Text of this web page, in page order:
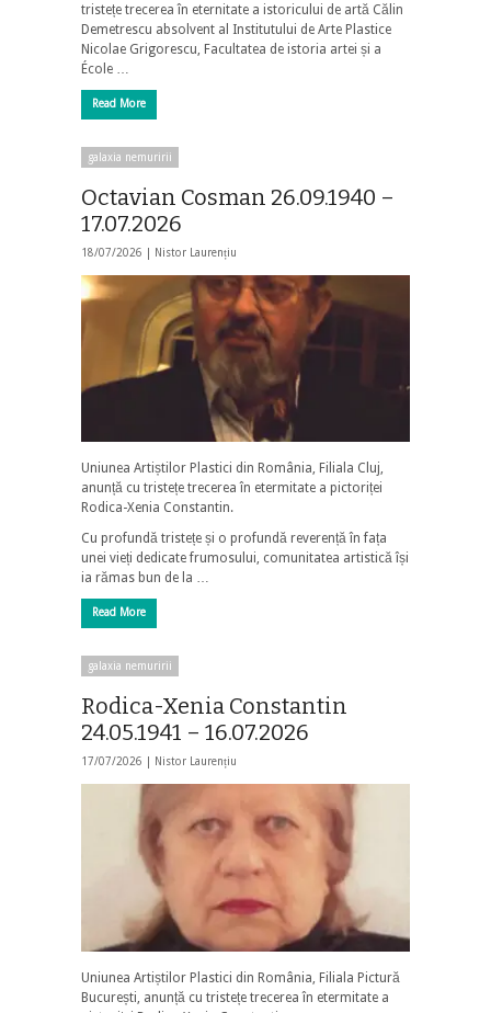
tristețe trecerea în eternitate a istoricului de artă Călin
Demetrescu absolvent al Institutului de Arte Plastice
Nicolae Grigorescu, Facultatea de istoria artei și a
École …
Read More
galaxia nemuririi
Octavian Cosman 26.09.1940 –
17.07.2026
18/07/2026 | Nistor Laurențiu
Uniunea Artiștilor Plastici din România, Filiala Cluj,
anunță cu tristețe trecerea în etermitate a pictoriței
Rodica-Xenia Constantin.
Cu profundă tristețe și o profundă reverență în fața
unei vieți dedicate frumosului, comunitatea artistică își
ia rămas bun de la …
Read More
galaxia nemuririi
Rodica-Xenia Constantin
24.05.1941 – 16.07.2026
17/07/2026 | Nistor Laurențiu
Uniunea Artiștilor Plastici din România, Filiala Pictură
București, anunță cu tristețe trecerea în etermitate a